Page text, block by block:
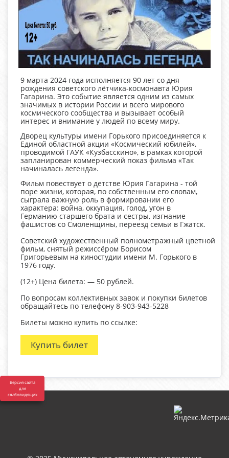
Версия сайта
для
слабовидящих
9 марта 2024 года исполняется 90 лет со дня
рождения советского лётчика-космонавта Юрия
Гагарина. Это событие является одним из самых
значимых в истории России и всего мирового
космического сообщества и вызывает особый
интерес и внимание у людей по всему миру.
Дворец культуры имени Горького присоединяется к
Единой областной акции «Космический юбилей»,
проводимой ГАУК «Кузбасскино», в рамках которой
запланирован коммерческий показ фильма «Так
начиналась легенда».
Фильм повествует о детстве Юрия Гагарина - той
поре жизни, которая, по собственным его словам,
сыграла важную роль в формировании его
характера: война, оккупация, голод, угон в
Германию старшего брата и сестры, изгнание
фашистов со Смоленщины, переезд семьи в Гжатск.
Советский художественный полнометражный цветной
фильм, снятый режиссёром Борисом
Григорьевым на киностудии имени М. Горького в
1976 году.
(12+) Цена билета: — 50 рублей.
По вопросам коллективных завок и покупки билетов
обращайтесь по телефону 8-903-943-5228
Билеты можно купить по ссылке:
Купить билет